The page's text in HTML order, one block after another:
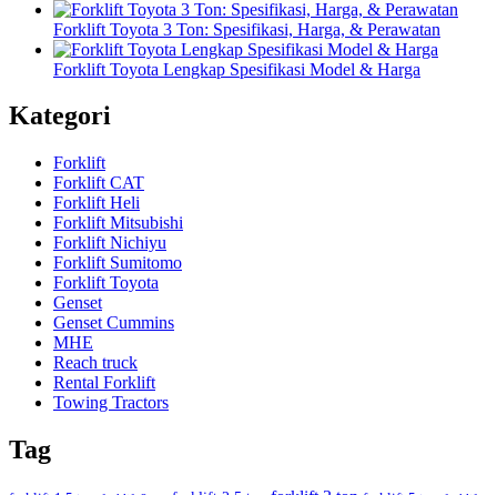
Forklift Toyota 3 Ton: Spesifikasi, Harga, & Perawatan
Forklift Toyota Lengkap Spesifikasi Model & Harga
Kategori
Forklift
Forklift CAT
Forklift Heli
Forklift Mitsubishi
Forklift Nichiyu
Forklift Sumitomo
Forklift Toyota
Genset
Genset Cummins
MHE
Reach truck
Rental Forklift
Towing Tractors
Tag